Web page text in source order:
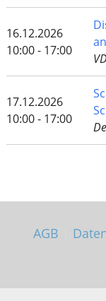
16.12.2026
10:00 - 17:00
17.12.2026
10:00 - 17:00
AGB